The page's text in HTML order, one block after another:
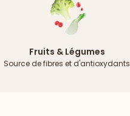
Fruits & Légumes
Source de fibres et d'antioxydants